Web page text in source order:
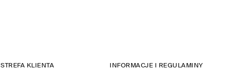
STREFA KLIENTA INFORMACJE I REGULAMINY